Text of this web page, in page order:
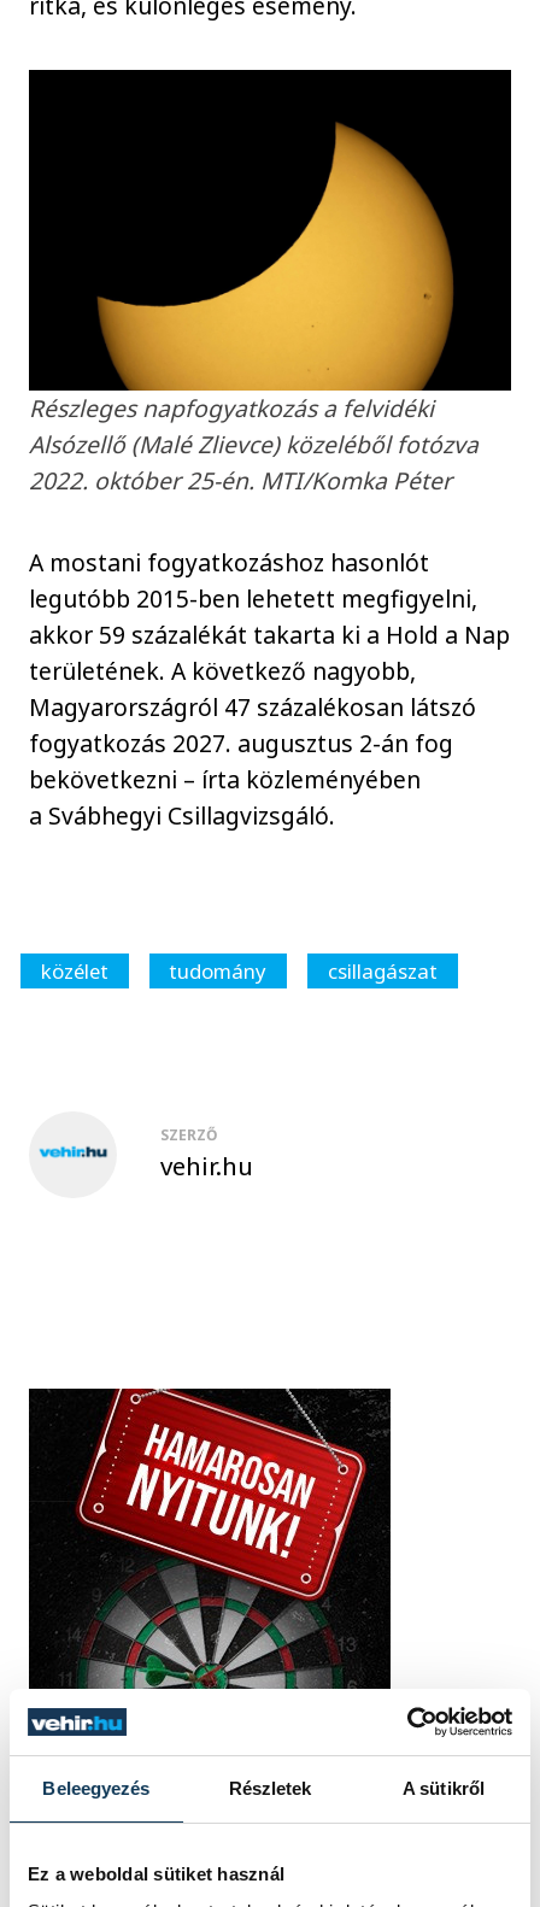
Beleegyezés Részletek A sütikről
Ez a weboldal sütiket használ
Részleges napfogyatkozás a felvidéki
Alsózellő (Malé Zlievce) közeléből fotózva
2022. október 25-én. MTI/Komka Péter
A mostani fogyatkozáshoz hasonlót
legutóbb 2015-ben lehetett megfigyelni,
akkor 59 százalékát takarta ki a Hold a Nap
területének. A következő nagyobb,
Magyarországról 47 százalékosan látszó
fogyatkozás 2027. augusztus 2-án fog
bekövetkezni – írta közleményében
a Svábhegyi Csillagvizsgáló.
közélet tudomány csillagászat
SZERZŐ
vehir.hu